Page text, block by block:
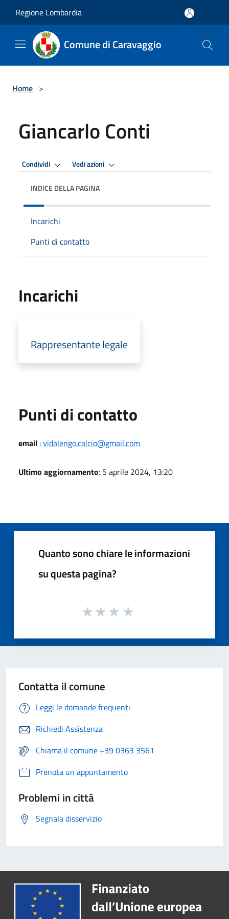
Regione Lombardia
Comune di Caravaggio
Home >
Giancarlo Conti
Condividi Vedi azioni
INDICE DELLA PAGINA
Incarichi
Punti di contatto
Incarichi
Rappresentante legale
Punti di contatto
email :vidalengo.calcio@gmail.com
Ultimo aggiornamento: 5 aprile 2024, 13:20
Quanto sono chiare le informazioni
su questa pagina?
Contatta il comune
Leggi le domande frequenti
Richiedi Assistenza
Chiama il comune +39 0363 3561
Prenota un appuntamento
Problemi in città
Segnala disservizio